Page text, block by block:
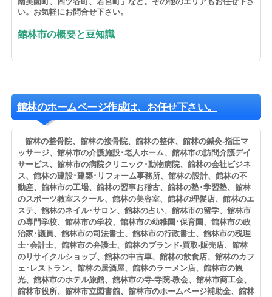
い。お気軽にお問合せ下さい。
館林市の概要と豆知識
館林のホームページ作成は、お任せ下さい。
館林の整骨院、館林の接骨院、館林の整体、館林の鍼灸-指圧マ
ッサージ、館林市の介護施設･老人ホーム、館林市の訪問介護デイ
サービス、館林市の病院クリニック･動物病院、館林の会社ビジネ
ス、館林の建設･建築･リフォーム事務所、館林の設計、館林の不
動産、館林市の工場、館林の習事お稽古、館林の塾･学習塾、館林
のスポーツ教室スクール、館林の美容室、館林の理髪店、館林のエ
ステ、館林のネイル･サロン、館林の占い、館林市の留学、館林市
の専門学校、館林市の学校、館林市の幼稚園･保育園、館林市の政
治家･議員、館林市の司法書士、館林市の行政書士、館林市の税理
士･会計士、館林市の弁護士、館林のブランド-買取-販売店、館林
のリサイクルショップ、館林の中古車、館林の飲食店、館林のカフ
ェ･レストラン、館林の居酒屋、館林のラーメン店、館林市の観
光、館林市のホテル旅館、館林市の寺-寺院-教会、館林市商工会、
館林市役所、館林市立図書館、館林市のホームページ補助金、館林